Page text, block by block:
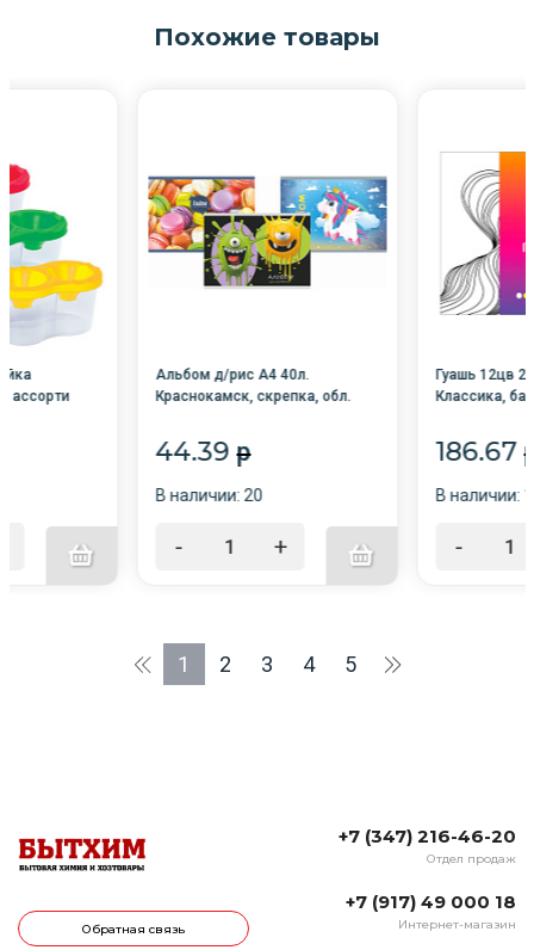
Похожие товары
ассорти
Альбом д/рис А4 40л.
Краснокамск, скрепка, обл.
44.39 p
В наличии: 20
- +
Гуашь 12цв
Классика,
186.67
В наличии:
-
1 2 3 4 5
Обратная связь
+7 (347) 216-46-20
Отдел продаж
+7 (917) 49 000 18
Интернет-магазин